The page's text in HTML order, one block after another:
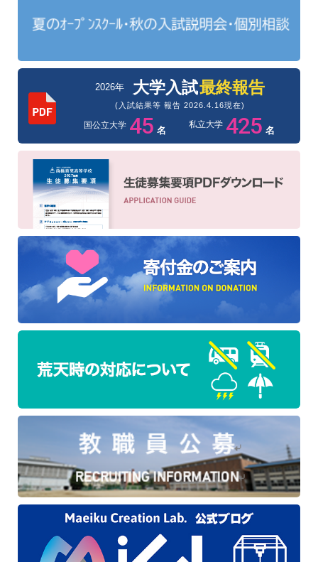
2026年 大学入試最終報告
(入試結果等 報告 2026.4.16現在)
国公立大学 45 名
私立大学 425 名